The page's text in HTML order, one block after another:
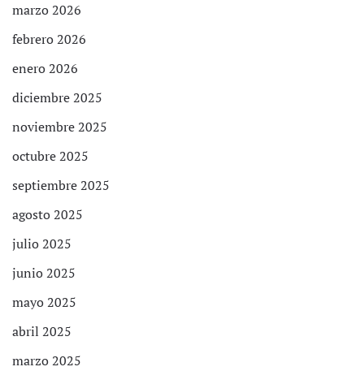
marzo 2026
febrero 2026
enero 2026
diciembre 2025
noviembre 2025
octubre 2025
septiembre 2025
agosto 2025
julio 2025
junio 2025
mayo 2025
abril 2025
marzo 2025